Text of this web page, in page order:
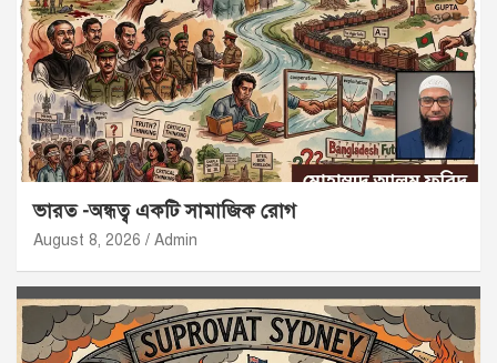
ভারত -অন্ধত্ব একটি সামাজিক রোগ
August 8, 2026 Admin